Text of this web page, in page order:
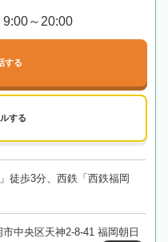
9:00～20:00
する
する
徒歩3分、西鉄「西鉄福岡
中央区天神2-8-41 福岡朝日